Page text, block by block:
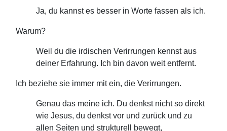
Ja, du kannst es besser in Worte fassen als ich.
Warum?
Weil du die irdischen Verirrungen kennst aus
deiner Erfahrung. Ich bin davon weit entfernt.
Ich beziehe sie immer mit ein, die Verirrungen.
Genau das meine ich. Du denkst nicht so direkt
wie Jesus, du denkst vor und zurück und zu
allen Seiten und strukturell bewegt,